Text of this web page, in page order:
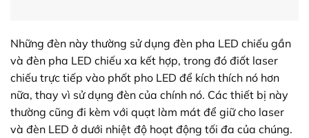
Những đèn này thường sử dụng đèn pha LED chiếu gần
và đèn pha LED chiếu xa kết hợp, trong đó điốt laser
chiếu trực tiếp vào phốt pho LED để kích thích nó hơn
nữa, thay vì sử dụng đèn của chính nó. Các thiết bị này
thường cũng đi kèm với quạt làm mát để giữ cho laser
và đèn LED ở dưới nhiệt độ hoạt động tối đa của chúng.